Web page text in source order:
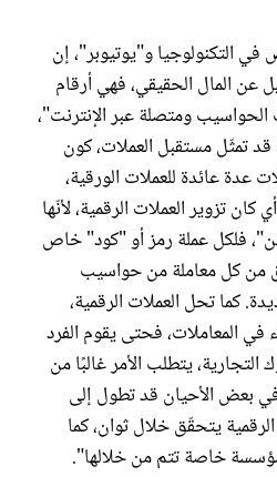
التكنولوجيا و"يوتيوبر"، إن
عن المال الحقيقي، فهي أرقام
ومتصلة عبر الإنترنت"،
تمثّل مستقبل العملات، كون
عدة عائدة للعملات الورقية،
كان تزوير العملات الرقمية، لأنّها
فلكل عملة رمز أو "كود" خاص
من كل معاملة من حواسيب
كما تحل العملات الرقمية،
المعاملات، فحتى يقوم الفرد
التجارية، يتطلب الأمر غالبًا من
بعض الأحيان قد تطول إلى
يتحقّق خلال ثوان، كما
خاصة تتم من خلالها".